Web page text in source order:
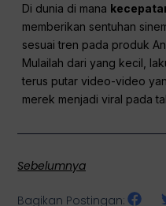
Di dunia di mana
memberikan sentuhan
sesuai tren pada produk
Mulailah dari yang kecil,
terus putar video-video
merek menjadi viral pada
Sebelumnya
Bagikan Postingan: